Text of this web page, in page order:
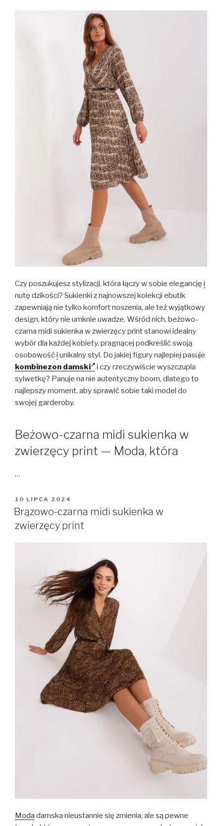
Czy poszukujesz stylizacji, która łączy w sobie elegancję i
nutę dzikości? Sukienki z najnowszej kolekcji ebutik
zapewniają nie tylko komfort noszenia, ale też wyjątkowy
design, który nie umknie uwadze. Wśród nich, beżowo-
czarna midi sukienka w zwierzęcy print stanowi idealny
wybór dla każdej kobiety, pragnącej podkreślić swoją
osobowośći unikalny styl. Do jakiej figury najlepiej pasuje
kombinezon damski
i czy rzeczywiście wyszczupla
sylwetkę? Panuje na nie autentyczny boom, dlatego to
najlepszy moment, aby sprawić sobie taki model do
swojej garderoby.
Beżowo-czarna midi sukienka w
zwierzęcy print — Moda, która
…
OPUBLIKOWANE
W
10 LIPCA 2024
Brązowo-czarna midi sukienka w
zwierzęcy print
Moda damska nieustannie się zmienia, ale są pewne